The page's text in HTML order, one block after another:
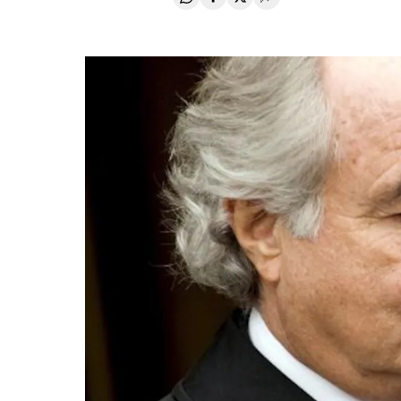
Compartir en Whatsapp
Compartir en Facebook
Compartir en Twitter
Desplegar Redes